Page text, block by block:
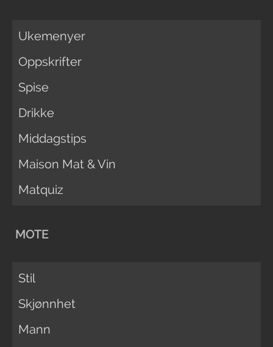
Ukemenyer
Oppskrifter
Spise
Drikke
Middagstips
Maison Mat & Vin
Matquiz
MOTE
Stil
Skjønnhet
Mann